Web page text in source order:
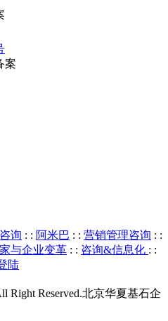
案
询 : : 阿米巴 : : 营销管理咨询 : :
与企业变革 : : 咨询&信息化 : :
陆
Right Reserved.北京华夏基石企